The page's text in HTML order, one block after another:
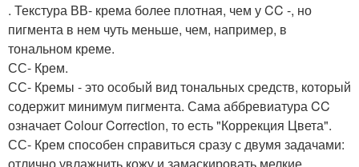
. Текстура ВВ- крема более плотная, чем у CC -, но
пигмента в нем чуть меньше, чем, например, в
тональном креме.
СС- Крем.
СС- Кремы - это особый вид тональных средств, который
содержит минимум пигмента. Сама аббревиатура CC
означает Colour Correction, то есть "Коррекция Цвета".
СС- Крем способен справиться сразу с двумя задачами: